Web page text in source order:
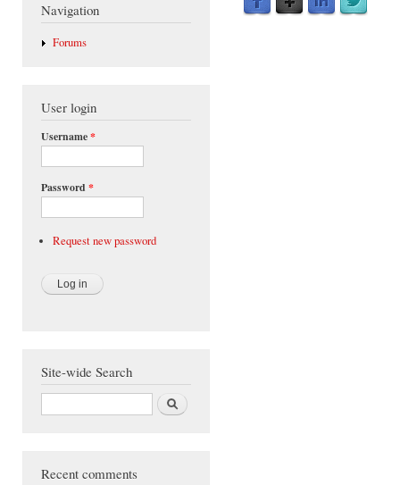
Navigation
Forums
User login
Username*
Password *
Request new password
Site-wide Search
Search
Recent comments